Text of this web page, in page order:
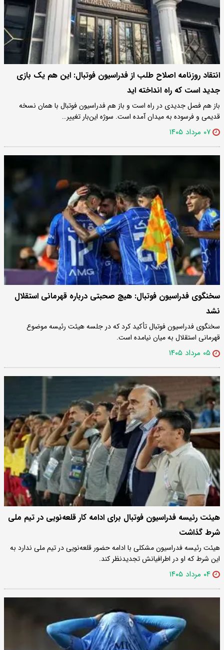
انتقاد روزنامه اصلاح طلب از فدراسیون فوتبال: این هم یک بازی
جدید است که راه انداخته اید
باز هم فصل جدیدی در راه است و باز هم فدراسیون فوتبال با همان نسخه
قدیمی و فرسوده به میدان آمده است. سوژه این‌بار تغییر…
۰۷ مرداد ۱۴۰۵
سخنگوی فدراسیون فوتبال: هیچ صحبتی درباره قهرمانی استقلال
نشد
سخنگوی فدراسیون فوتبال تأکید کرد که در جلسه هیئت رئیسه موضوع
قهرمانی استقلال به میان نیامده است.
۰۵ مرداد ۱۴۰۵
هیئت رئیسه فدراسیون فوتبال برای ادامه کار قلعه‌نویی در تیم ملی
شرط گذاشت
هیئت رئیسه فدراسیون مشکلی با ادامه حضور قلعه‌نویی در تیم ملی ندارد به
این شرط که او در اطرافیانش تجدیدنظر کند.
۰۴ مرداد ۱۴۰۵